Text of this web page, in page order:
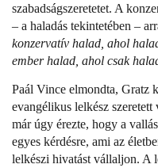
szabadságszeretetet. A
– a haladás tekintetében –
konzervatív halad, ahol
ember halad, ahol csak
Paál Vince elmondta, Gratz
evangélikus lelkész
már úgy érezte, hogy a
egyes kérdésre, ami az
lelkészi hivatást vállaljon. A